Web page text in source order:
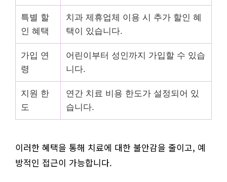
특별 할
인 혜택
치과 제휴업체 이용 시 추가 할인 혜
택이 있습니다.
가입 연
령
어린이부터 성인까지 가입할 수 있습
니다.
지원 한
도
연간 치료 비용 한도가 설정되어 있
습니다.
이러한 혜택을 통해 치료에 대한 불안감을 줄이고, 예
방적인 접근이 가능합니다.